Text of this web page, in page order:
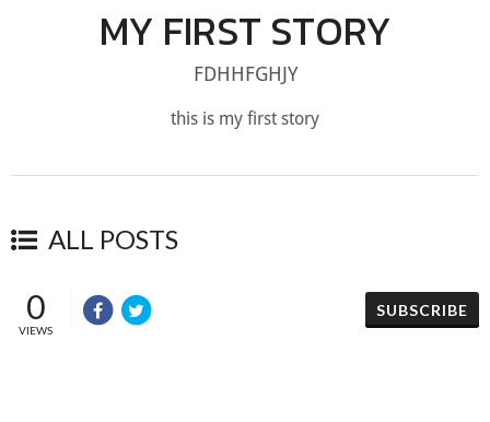
MY FIRST STORY
FDHHFGHJY
this is my first story
ALL POSTS
0
VIEWS
SUBSCRIBE